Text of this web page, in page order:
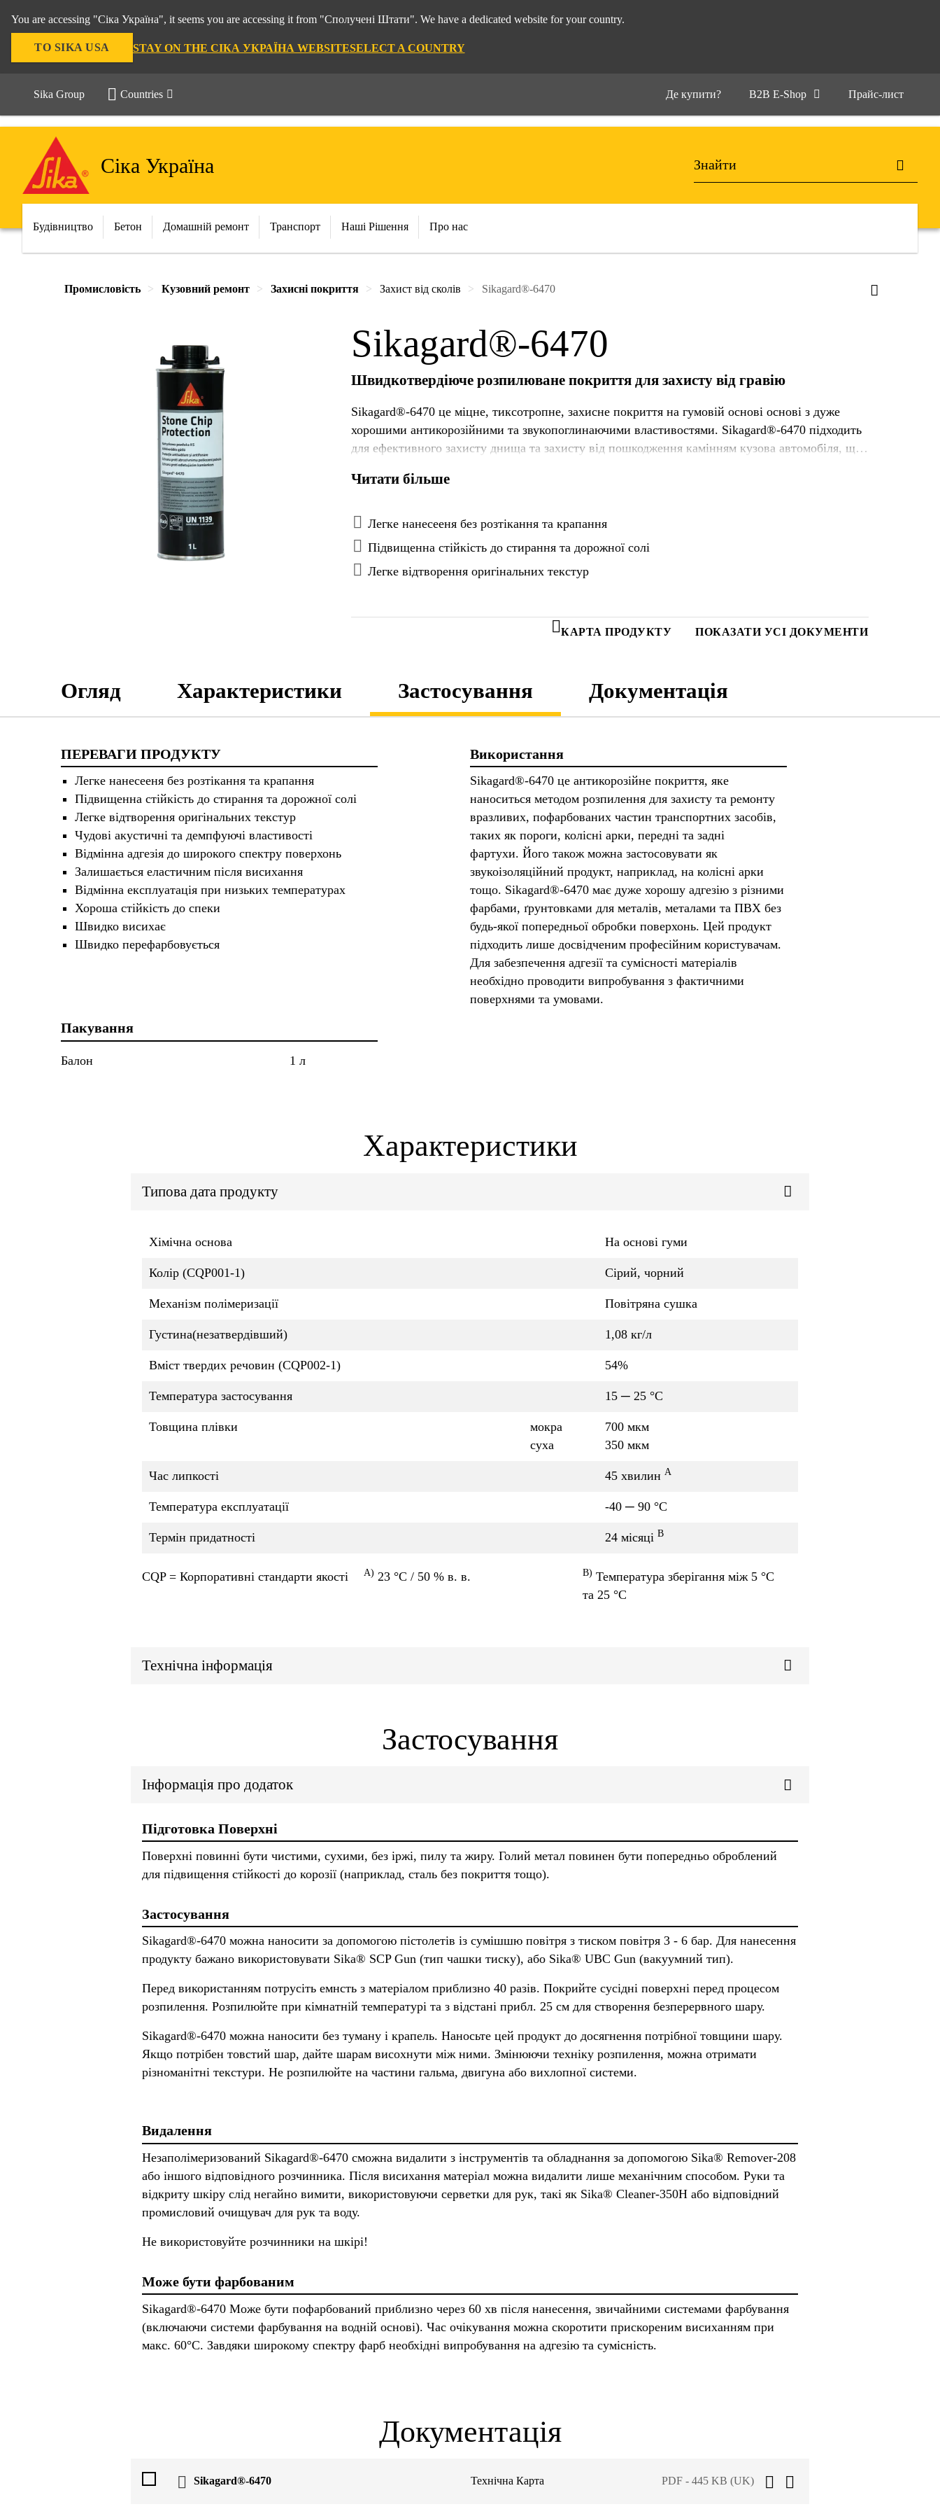
You are accessing "Сіка Україна", it seems you are accessing it from "Сполучені Штати". We have a dedicated website for your country.
TO SIKA USA STAY ON THE СІКА УКРАЇНА WEBSITESELECT A COUNTRY
Sika Group Countries Де купити? B2B E-Shop Прайс-лист
Сіка Україна
Будівництво Бетон Домашній ремонт Транспорт Наші Рішення Про нас
Промисловість Кузовний ремонт Захисні покриття Захист від сколів Sikagard®-6470
Sikagard®-6470
Швидкотвердіюче розпилюване покриття для захисту від гравію
Sikagard®-6470 це міцне, тиксотропне, захисне покриття на гумовій основі основі з дуже
хорошими антикорозійними та звукопоглинаючими властивостями. Sikagard®-6470 підходить
для ефективного захисту днища та захисту від пошкодження камінням кузова автомобіля, що
відтворюються, завдяки розширеним властивостям нанесення.
системами фарбування на водній основі. Після висихання формує міцне покриття, яке
Читати більше
Легке нанесееня без розтікання та крапання
Підвищенна стійкість до стирання та дорожної солі
Легке відтворення оригінальних текстур
КАРТА ПРОДУКТУ ПОКАЗАТИ УСІ ДОКУМЕНТИ
Огляд Характеристики Застосування Документація
ПЕРЕВАГИ ПРОДУКТУ
Легке нанесееня без розтікання та крапання
Підвищенна стійкість до стирання та дорожної солі
Легке відтворення оригінальних текстур
Чудові акустичні та демпфуючі властивості
Відмінна адгезія до широкого спектру поверхонь
Залишається еластичним після висихання
Відмінна експлуатація при низьких температурах
Хороша стійкість до спеки
Швидко висихає
Швидко перефарбовується
Використання
Sikagard®-6470 це антикорозійне покриття, яке
наноситься методом розпилення для захисту та ремонту
вразливих, пофарбованих частин транспортних засобів,
таких як пороги, колісні арки, передні та задні
фартухи. Його також можна застосовувати як
звукоізоляційний продукт, наприклад, на колісні арки
тощо. Sikagard®-6470 має дуже хорошу адгезію з різними
фарбами, ґрунтовками для металів, металами та ПВХ без
будь-якої попередньої обробки поверхонь. Цей продукт
підходить лише досвідченим професійним користувачам.
Для забезпечення адгезії та сумісності матеріалів
необхідно проводити випробування з фактичними
поверхнями та умовами.
Пакування
Балон 1 л
Характеристики
Типова дата продукту
Хімічна основа На основі гуми
Колір (CQP001-1) Сірий, чорний
Механізм полімеризації Повітряна сушка
Густина(незатвердівший) 1,08 кг/л
Вміст твердих речовин (CQP002-1) 54%
Температура застосування 15 ─ 25 °C
Товщина плівки
мокра
суха
700 мкм
350 мкм
Час липкості 45 хвилин A
Температура експлуатації -40 ─ 90 °C
Термін придатності 24 місяці B
CQP = Корпоративні стандарти якості A) 23 °C / 50 % в. в. B) Температура зберігання між 5 °C
та 25 °C
Технічна інформація
Застосування
Інформація про додаток
Підготовка Поверхні
Поверхні повинні бути чистими, сухими, без іржі, пилу та жиру. Голий метал повинен бути попередньо оброблений
для підвищення стійкості до корозії (наприклад, сталь без покриття тощо).
Застосування
Sikagard®-6470 можна наносити за допомогою пістолетів із сумішшю повітря з тиском повітря 3 - 6 бар. Для нанесення
продукту бажано використовувати Sika® SCP Gun (тип чашки тиску), або Sika® UBC Gun (вакуумний тип).
Перед використанням потрусіть емнсть з матеріалом приблизно 40 разів. Покрийте сусідні поверхні перед процесом
розпилення. Розпилюйте при кімнатній температурі та з відстані прибл. 25 см для створення безперервного шару.
Sikagard®-6470 можна наносити без туману і крапель. Наносьте цей продукт до досягнення потрібної товщини шару.
Якщо потрібен товстий шар, дайте шарам висохнути між ними. Змінюючи техніку розпилення, можна отримати
різноманітні текстури. Не розпилюйте на частини гальма, двигуна або вихлопної системи.
Видалення
Незаполімеризований Sikagard®-6470 cможна видалити з інструментів та обладнання за допомогою Sika® Remover-208
або іншого відповідного розчинника. Після висихання матеріал можна видалити лише механічним способом. Руки та
відкриту шкіру слід негайно вимити, використовуючи серветки для рук, такі як Sika® Cleaner-350H або відповідний
промисловий очищувач для рук та воду.
Не використовуйте розчинники на шкірі!
Може бути фарбованим
Sikagard®-6470 Може бути пофарбований приблизно через 60 хв після нанесення, звичайними системами фарбування
(включаючи системи фарбування на водній основі). Час очікування можна скоротити прискореним висиханням при
макс. 60°С. Завдяки широкому спектру фарб необхідні випробування на адгезію та сумісність.
Документація
Sikagard®-6470 Технічна Карта PDF - 445 KB (UK)